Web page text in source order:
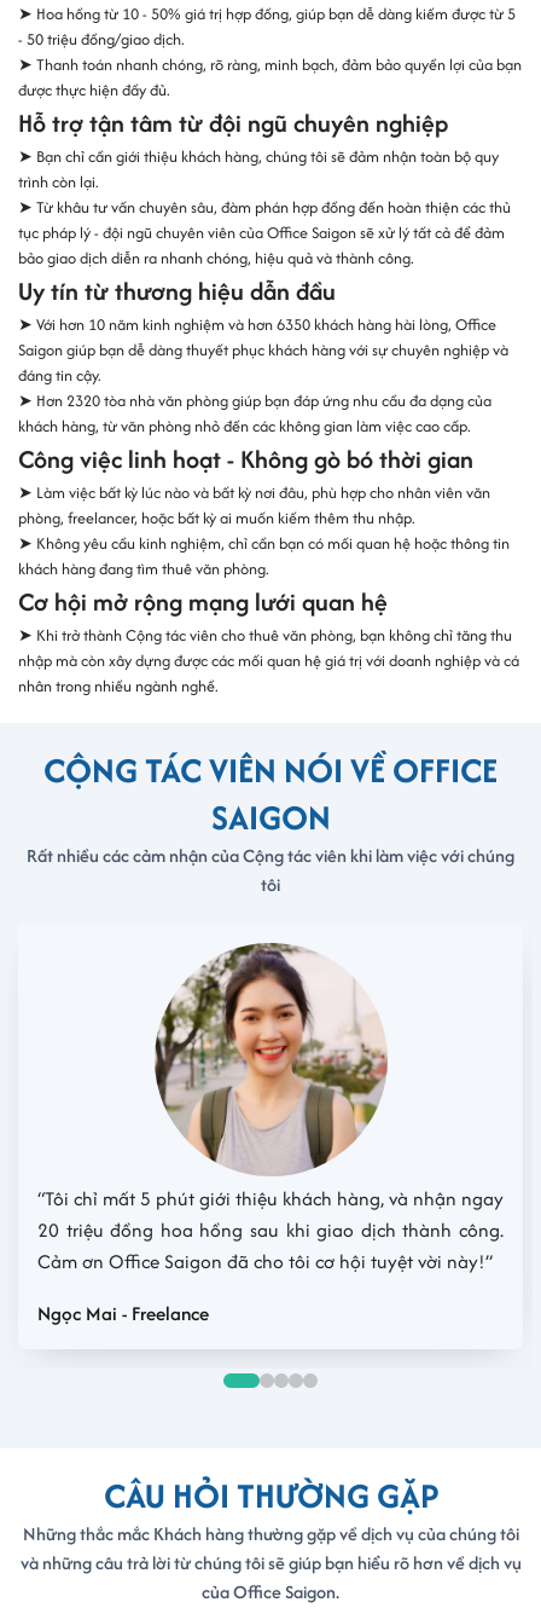
➤ Hoa hồng từ 10 - 50% giá trị hợp đồng, giúp bạn dễ dàng kiếm được từ 5
- 50 triệu đồng/giao dịch.
➤ Thanh toán nhanh chóng, rõ ràng, minh bạch, đảm bảo quyền lợi của bạn
được thực hiện đầy đủ.
Hỗ trợ tận tâm từ đội ngũ chuyên nghiệp
➤ Bạn chỉ cần giới thiệu khách hàng, chúng tôi sẽ đảm nhận toàn bộ quy
trình còn lại.
➤ Từ khâu tư vấn chuyên sâu, đàm phán hợp đồng đến hoàn thiện các thủ
tục pháp lý - đội ngũ chuyên viên của Office Saigon sẽ xử lý tất cả để đảm
bảo giao dịch diễn ra nhanh chóng, hiệu quả và thành công.
Uy tín từ thương hiệu dẫn đầu
➤ Với hơn 10 năm kinh nghiệm và hơn 6350 khách hàng hài lòng, Office
Saigon giúp bạn dễ dàng thuyết phục khách hàng với sự chuyên nghiệp và
đáng tin cậy.
➤ Hơn 2320 tòa nhà văn phòng giúp bạn đáp ứng nhu cầu đa dạng của
khách hàng, từ văn phòng nhỏ đến các không gian làm việc cao cấp.
Công việc linh hoạt - Không gò bó thời gian
➤ Làm việc bất kỳ lúc nào và bất kỳ nơi đâu, phù hợp cho nhân viên văn
phòng, freelancer, hoặc bất kỳ ai muốn kiếm thêm thu nhập.
➤ Không yêu cầu kinh nghiệm, chỉ cần bạn có mối quan hệ hoặc thông tin
khách hàng đang tìm thuê văn phòng.
Cơ hội mở rộng mạng lưới quan hệ
➤ Khi trở thành Cộng tác viên cho thuê văn phòng, bạn không chỉ tăng thu
nhập mà còn xây dựng được các mối quan hệ giá trị với doanh nghiệp và cá
nhân trong nhiều ngành nghề.
CỘNG TÁC VIÊN NÓI VỀ OFFICE
SAIGON
Rất nhiều các cảm nhận của Cộng tác viên khi làm việc với chúng
tôi
chỉ mất 5 phút giới thiệu khách hàng, và nhận ngay
triệu đồng hoa hồng sau khi giao dịch thành công.
ơn Office Saigon đã cho tôi cơ hội tuyệt vời này!”
Mai - Freelance
thu
CÂU HỎI THƯỜNG GẶP
Những thắc mắc Khách hàng thường gặp về dịch vụ của chúng tôi
và những câu trả lời từ chúng tôi sẽ giúp bạn hiểu rõ hơn về dịch vụ
của Office Saigon.